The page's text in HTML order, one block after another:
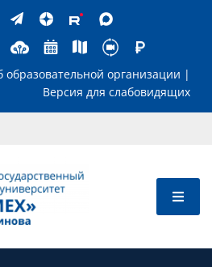
об образовательной